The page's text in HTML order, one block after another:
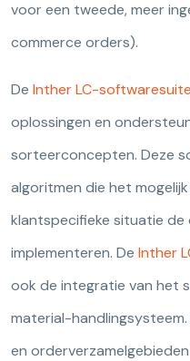
voor een tweede, meer
commerce orders).
De Inther LC-softwaresuite
oplossingen en
sorteerconcepten. Deze
algoritmen die het
klantspecifieke situatie
implementeren. De Inther
ook de integratie van het
material-
en